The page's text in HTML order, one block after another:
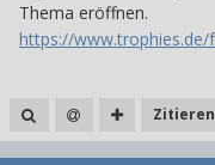
Thema eröffnen.
https://
Zitieren